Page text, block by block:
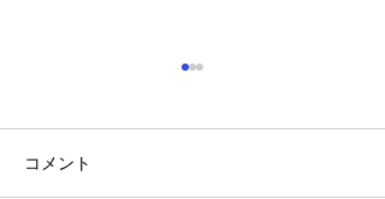
コメント